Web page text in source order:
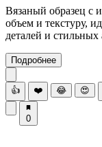
Вязаный образец с
объем и текстуру,
деталей и
Подробнее
👍 ❤️ 😂 😍
0